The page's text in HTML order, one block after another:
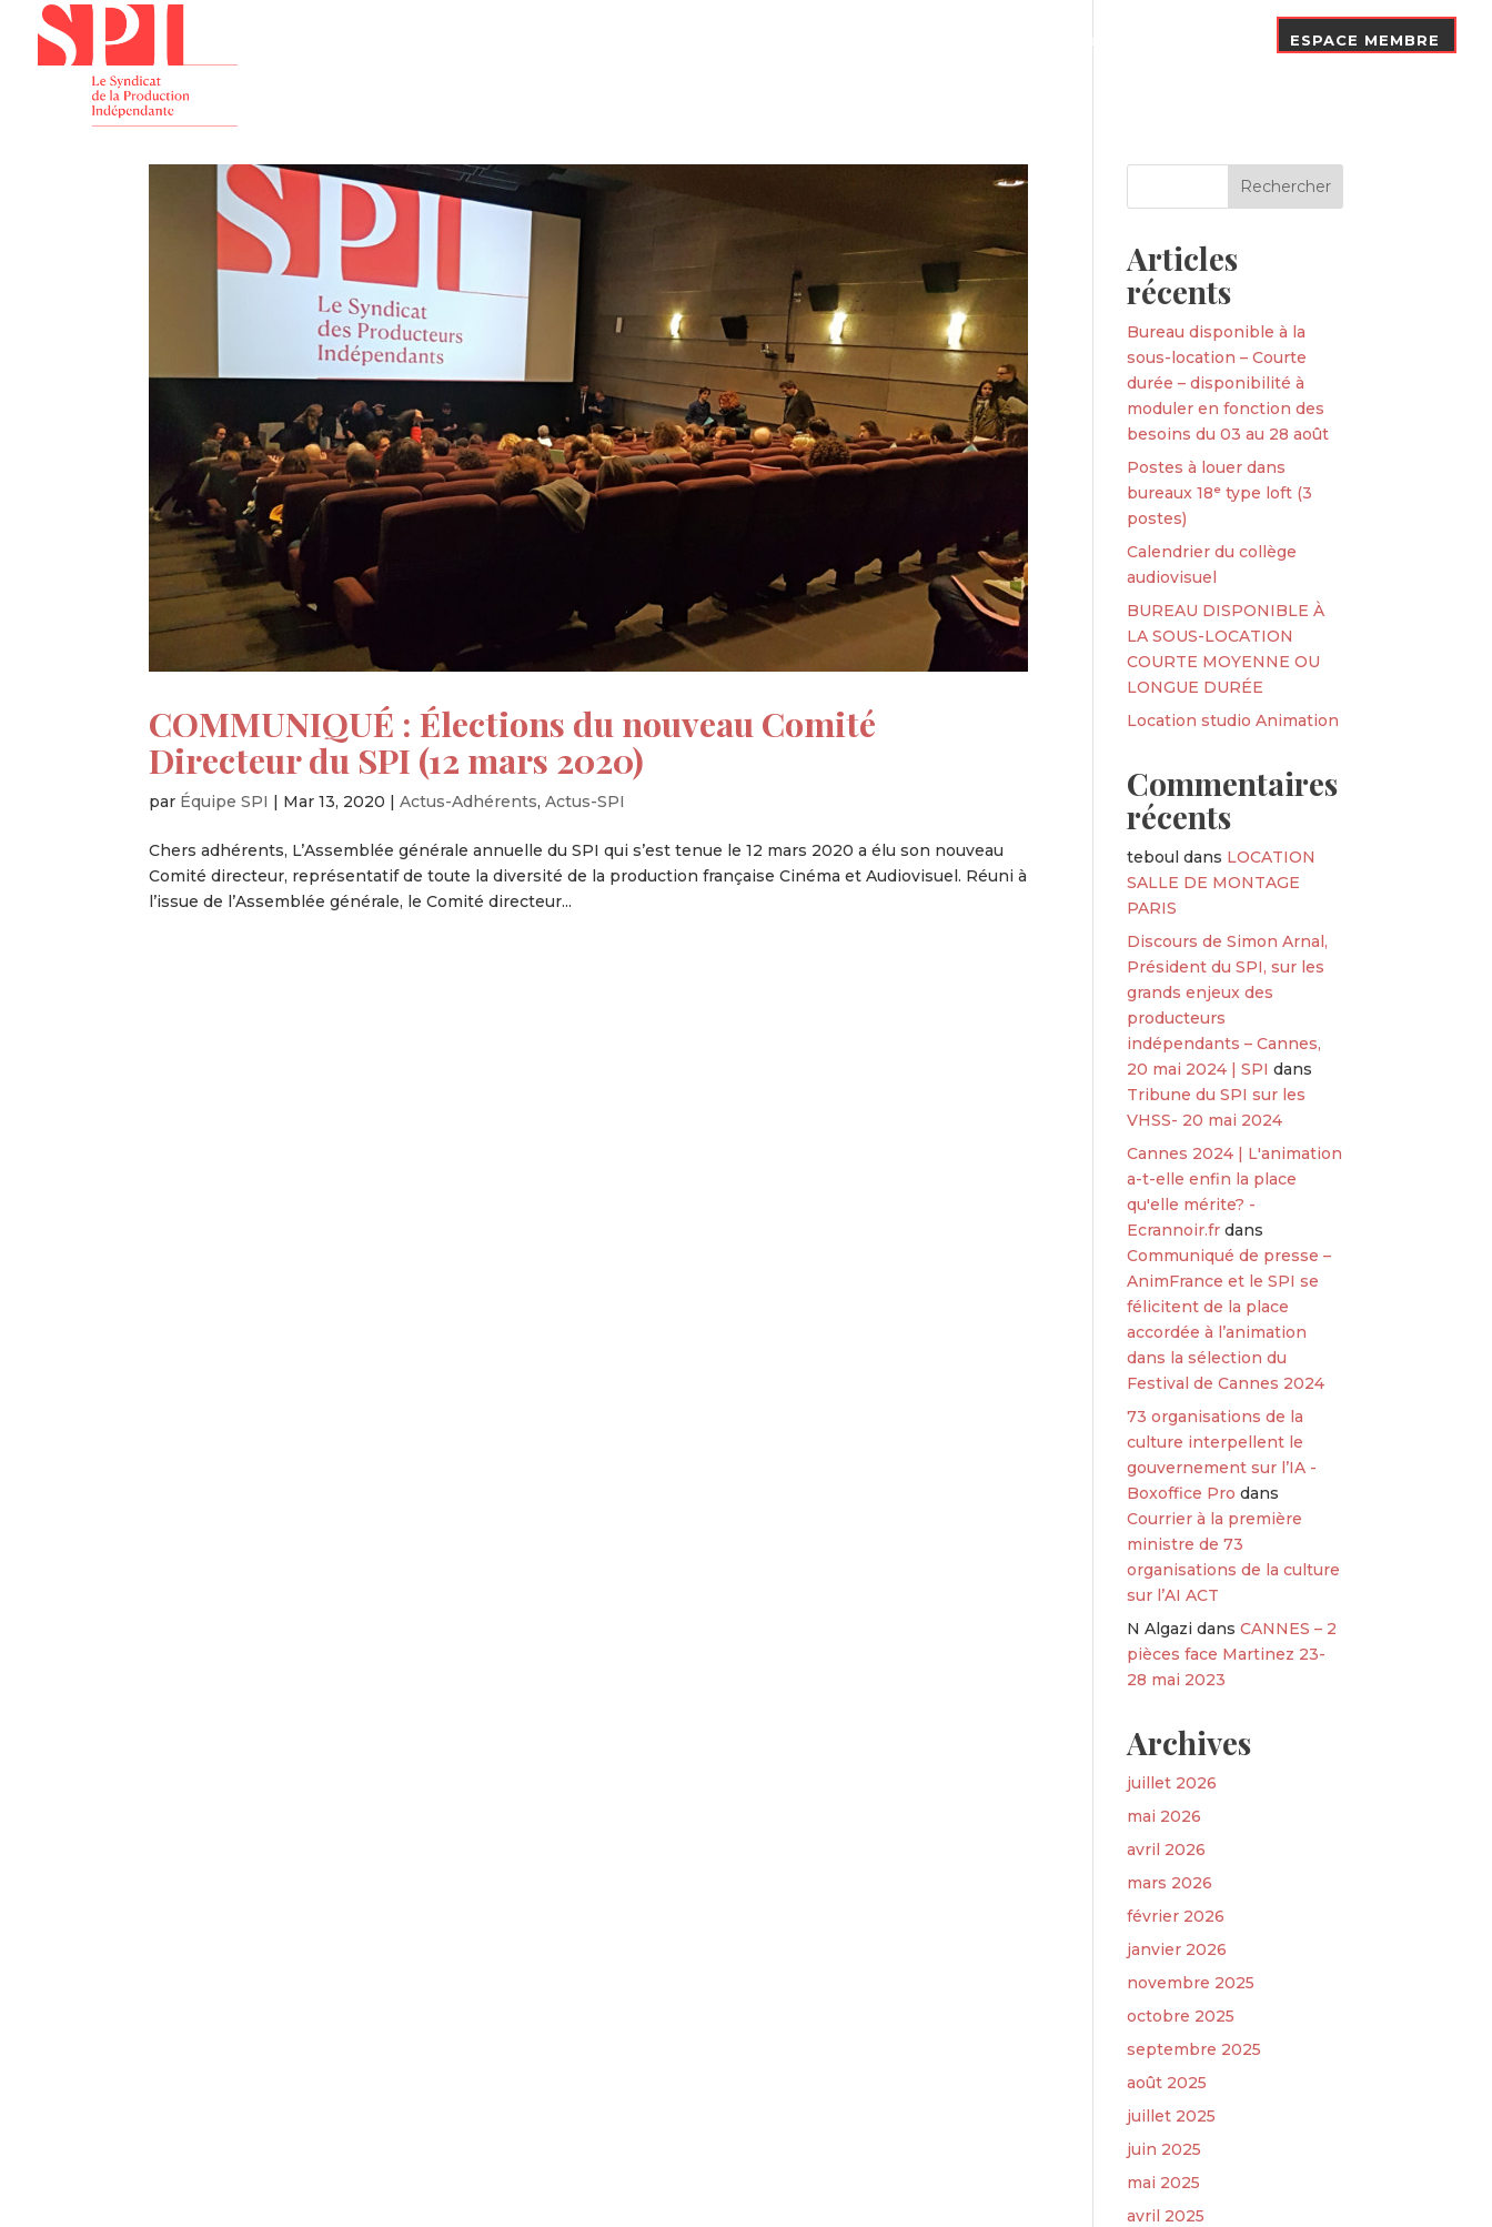
Nos Adhérents ESPACE MEMBRE
COMMUNIQUÉ : Élections du nouveau Comité
Directeur du SPI (12 mars 2020)
par Équipe SPI | Mar 13, 2020 |Actus-Adhérents,Actus-SPI
Chers adhérents, L’Assemblée générale annuelle du SPI qui s’est tenue le 12 mars 2020 a élu son nouveau
Comité directeur, représentatif de toute la diversité de la production française Cinéma et Audiovisuel. Réuni à
l’issue de l’Assemblée générale, le Comité directeur...
Articles
récents
Bureau disponible à la
sous-location – Courte
durée – disponibilité à
moduler en fonction des
besoins du 03 au 28 août
Postes à louer dans
bureaux 18ᵉ type loft (3
postes)
Calendrier du collège
audiovisuel
BUREAU DISPONIBLE À
LA SOUS-LOCATION
COURTE MOYENNE OU
LONGUE DURÉE
Location studio Animation
Commentaires
récents
teboul dans LOCATION
SALLE DE MONTAGE
PARIS
Discours de Simon Arnal,
Président du SPI, sur les
grands enjeux des
producteurs
indépendants – Cannes,
20 mai 2024 | SPI dans
Tribune du SPI sur les
VHSS- 20 mai 2024
Cannes 2024 | L'animation
a-t-elle enfin la place
qu'elle mérite? -
Ecrannoir.fr dans
Communiqué de presse –
AnimFrance et le SPI se
félicitent de la place
accordée à l’animation
dans la sélection du
Festival de Cannes 2024
73 organisations de la
culture interpellent le
gouvernement sur l’IA -
Boxoffice Pro dans
Courrier à la première
ministre de 73
organisations de la culture
sur l’AI ACT
N Algazi dansCANNES – 2
pièces face Martinez 23-
28 mai 2023
Archives
juillet 2026
mai 2026
avril 2026
mars 2026
février 2026
janvier 2026
novembre 2025
octobre 2025
septembre 2025
août 2025
juillet 2025
juin 2025
mai 2025
avril 2025